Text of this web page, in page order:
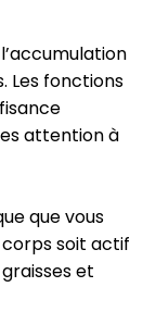
Les fonctions
attention à
que vous
soit actif
et